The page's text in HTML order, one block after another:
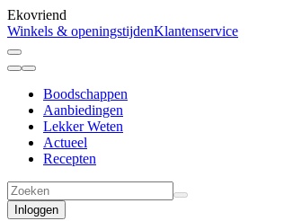
Ekovriend
Winkels & openingstijdenKlantenservice
Boodschappen
Aanbiedingen
Lekker Weten
Actueel
Recepten
Inloggen